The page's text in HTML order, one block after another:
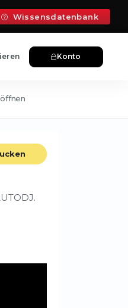
Wissensdatenbank
Konto